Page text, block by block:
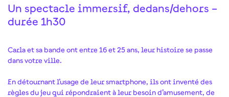
Un spectacle immersif, dedans/dehors –
durée 1h30
Carla et sa bande ont entre 16 et 25 ans, leur histoire se passe
dans votre ville.
En détournant l’usage de leur smartphone, ils ont inventé des
règles du jeu qui répondraient à leur besoin d’amusement, de